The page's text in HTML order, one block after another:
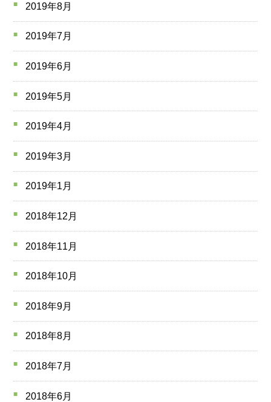
2019年8月
2019年7月
2019年6月
2019年5月
2019年4月
2019年3月
2019年1月
2018年12月
2018年11月
2018年10月
2018年9月
2018年8月
2018年7月
2018年6月